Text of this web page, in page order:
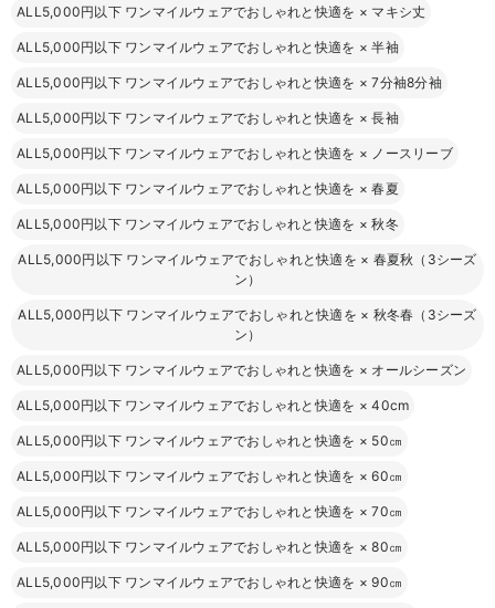
ALL5,000円以下 ワンマイルウェアでおしゃれと快適を × マキシ丈
ALL5,000円以下 ワンマイルウェアでおしゃれと快適を ×半袖
ALL5,000円以下 ワンマイルウェアでおしゃれと快適を ×7分袖8分袖
ALL5,000円以下 ワンマイルウェアでおしゃれと快適を ×長袖
ALL5,000円以下 ワンマイルウェアでおしゃれと快適を × ノースリーブ
ALL5,000円以下 ワンマイルウェアでおしゃれと快適を ×春夏
ALL5,000円以下 ワンマイルウェアでおしゃれと快適を ×秋冬
ALL5,000円以下 ワンマイルウェアでおしゃれと快適を × 春夏秋（3シーズ
ン）
ALL5,000円以下 ワンマイルウェアでおしゃれと快適を × 秋冬春（3シーズ
ン）
ALL5,000円以下 ワンマイルウェアでおしゃれと快適を × オールシーズン
ALL5,000円以下 ワンマイルウェアでおしゃれと快適を ×40cm
ALL5,000円以下 ワンマイルウェアでおしゃれと快適を × 50㎝
ALL5,000円以下 ワンマイルウェアでおしゃれと快適を ×60㎝
ALL5,000円以下 ワンマイルウェアでおしゃれと快適を ×70㎝
ALL5,000円以下 ワンマイルウェアでおしゃれと快適を ×80㎝
ALL5,000円以下 ワンマイルウェアでおしゃれと快適を ×90㎝